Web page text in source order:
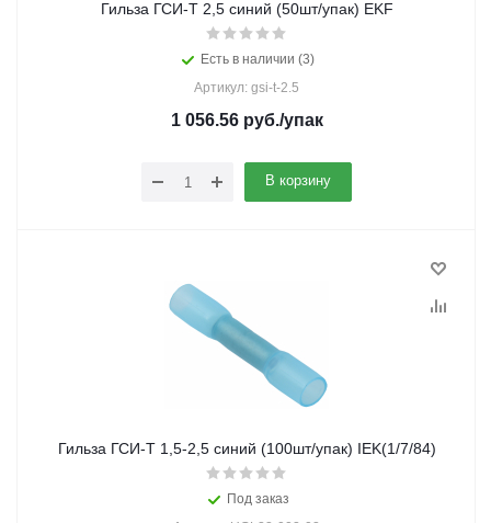
Гильза ГСИ-Т 2,5 синий (50шт/упак) EKF
Есть в наличии (3)
Артикул: gsi-t-2.5
1 056.56руб./упак
В корзину
Гильза ГСИ-Т 1,5-2,5 синий (100шт/упак) IEK(1/7/84)
Под заказ